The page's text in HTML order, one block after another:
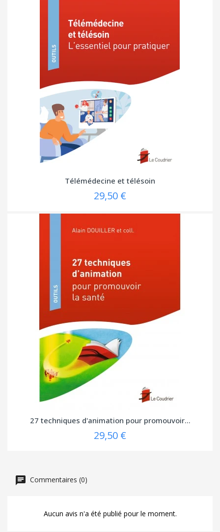
Télémédecine et télésoin
29,50 €
27 techniques d'animation pour promouvoir...
29,50 €
Commentaires (0)
Aucun avis n'a été publié pour le moment.